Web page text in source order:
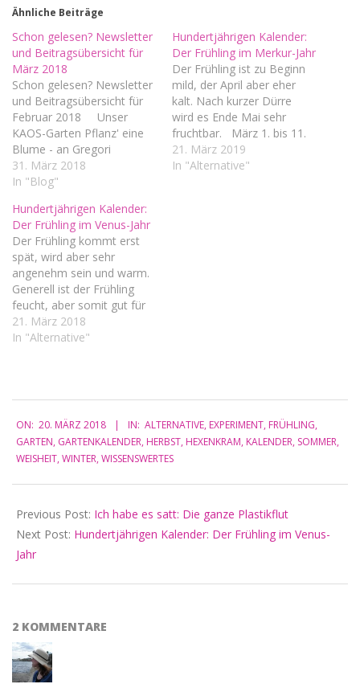
Ähnliche Beiträge
Schon gelesen? Newsletter
und Beitragsübersicht für
März 2018
Schon gelesen? Newsletter
und Beitragsübersicht für
Februar 2018 Unser
KAOS-Garten Pflanz' eine
Blume - an Gregori
Ernteticker | 8. März
Ernteticker | 16. März
Ernteticker | 30. März
helfen, heilen & hex hex
Vollmond im
Februar/Anfang März:
Schneemond Vollmond im
März: Reiner…
31. März 2018
In "Blog"
Hundertjährigen Kalender:
Der Frühling im Merkur-Jahr
Der Frühling ist zu Beginn
mild, der April aber eher
kalt. Nach kurzer Dürre
wird es Ende Mai sehr
fruchtbar. März 1. bis 11.
eher mild mit viel Nässe 13.
bis 20. Regen wird zu Eis
21. März 2019
In "Alternative"
Hundertjährigen Kalender:
Der Frühling im Venus-Jahr
Der Frühling kommt erst
spät, wird aber sehr
angenehm sein und warm.
Generell ist der Frühling
feucht, aber somit gut für
Früchte. Gelegentlich ist es
aber auch einfach nur nass.
21. März und enden am 20.
März des Folgejahres.…
21. März 2018
In "Alternative"
03-
20
ON: 20. MÄRZ 2018 IN: ALTERNATIVE, EXPERIMENT, FRÜHLING,
GARTEN, GARTENKALENDER, HERBST, HEXENKRAM, KALENDER, SOMMER,
WEISHEIT, WINTER, WISSENSWERTES
Previous Post: Ich habe es satt: Die ganze Plastikflut
Next Post: Hundertjährigen Kalender: Der Frühling im Venus-
Jahr
2 KOMMENTARE